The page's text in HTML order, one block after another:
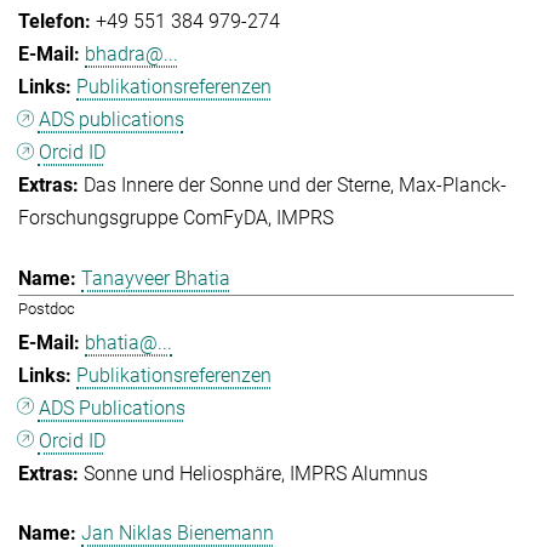
+49 551 384 979-274
bhadra@...
Publikationsreferenzen
ADS publications
Orcid ID
Das Innere der Sonne und der Sterne Max-Planck-
Forschungsgruppe ComFyDA
IMPRS
Tanayveer Bhatia
Postdoc
bhatia@...
Publikationsreferenzen
ADS Publications
Orcid ID
Sonne und Heliosphäre IMPRS Alumnus
Jan Niklas Bienemann